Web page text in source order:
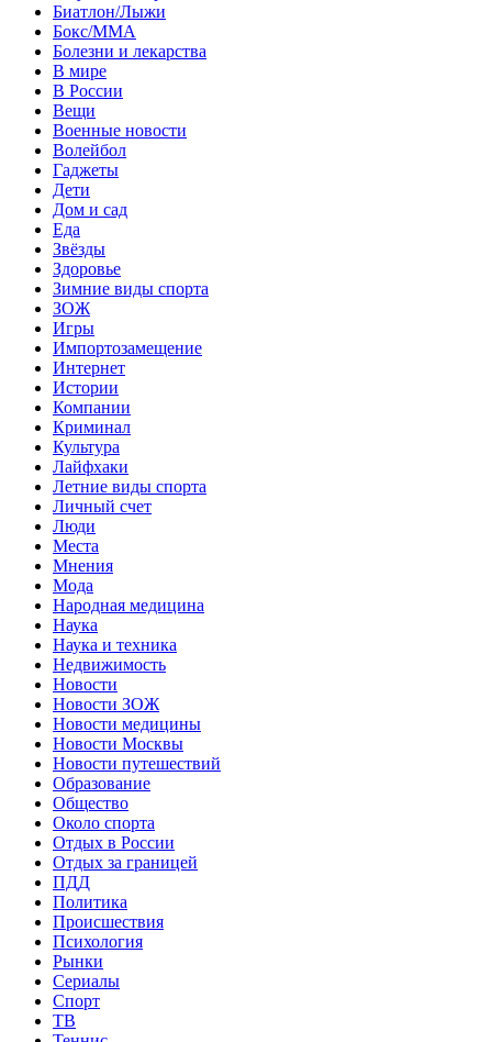
Биатлон/Лыжи
Бокс/MMA
Болезни и лекарства
В мире
В России
Вещи
Военные новости
Волейбол
Гаджеты
Дети
Дом и сад
Еда
Звёзды
Здоровье
Зимние виды спорта
ЗОЖ
Игры
Импортозамещение
Интернет
Истории
Компании
Криминал
Культура
Лайфхаки
Летние виды спорта
Личный счет
Люди
Места
Мнения
Мода
Народная медицина
Наука
Наука и техника
Недвижимость
Новости
Новости ЗОЖ
Новости медицины
Новости Москвы
Новости путешествий
Образование
Общество
Около спорта
Отдых в России
Отдых за границей
ПДД
Политика
Происшествия
Психология
Рынки
Сериалы
Спорт
ТВ